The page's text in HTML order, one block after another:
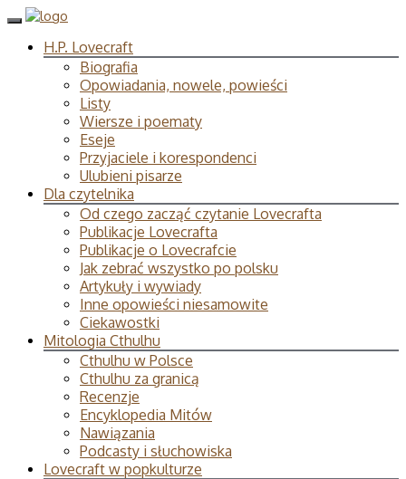
H.P. Lovecraft
Biografia
Opowiadania, nowele, powieści
Listy
Wiersze i poematy
Eseje
Przyjaciele i korespondenci
Ulubieni pisarze
Dla czytelnika
Od czego zacząć czytanie Lovecrafta
Publikacje Lovecrafta
Publikacje o Lovecrafcie
Jak zebrać wszystko po polsku
Artykuły i wywiady
Inne opowieści niesamowite
Ciekawostki
Mitologia Cthulhu
Cthulhu w Polsce
Cthulhu za granicą
Recenzje
Encyklopedia Mitów
Nawiązania
Podcasty i słuchowiska
Lovecraft w popkulturze